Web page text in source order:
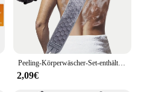
Peeling-Körperwäscher-Set-enthält Rücken wäscher, Bade handschuh und Duschbad schwamm Luffa-tief reinigen und vital isieren
2,09€